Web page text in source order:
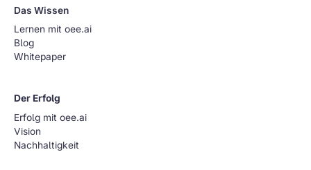
Das Wissen
Lernen mit oee.ai
Blog
Whitepaper
Der Erfolg
Erfolg mit oee.ai
Vision
Nachhaltigkeit